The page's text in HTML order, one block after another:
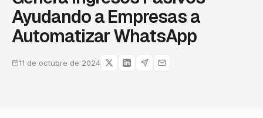
Ayudando a Empresas a
Automatizar WhatsApp
11 de octubre de 2024